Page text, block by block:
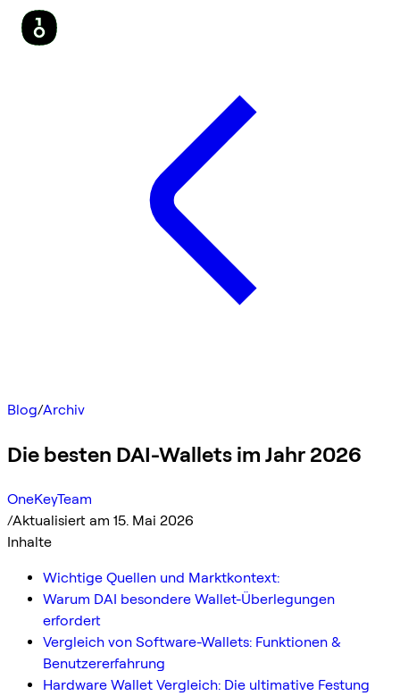
Blog/Archiv
Die besten DAI-Wallets im Jahr 2026
OneKeyTeam
/Aktualisiert am 15. Mai 2026
Inhalte
Wichtige Quellen und Marktkontext:
Warum DAI besondere Wallet-Überlegungen
erfordert
Vergleich von Software-Wallets: Funktionen &
Benutzererfahrung
Hardware Wallet Vergleich: Die ultimative Festung